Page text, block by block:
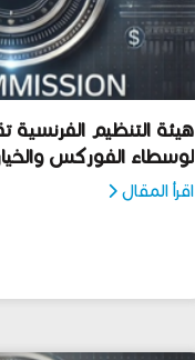
هيئة التنظيم
لوسطاء الفوركس
اقرأ المقال